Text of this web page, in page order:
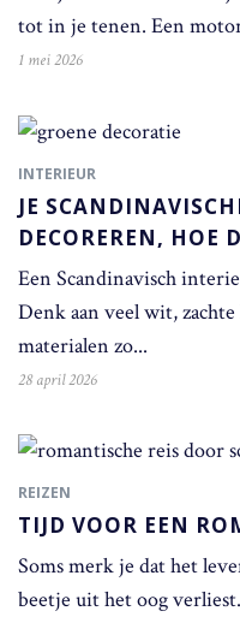
tot in je tenen. Een
1 mei 2026
INTERIEUR
JE
DECOREREN, HOE
Een Scandinavisch
Denk aan veel wit,
materialen zo...
28 april 2026
REIZEN
TIJD VOOR EEN
Soms merk je dat het
beetje uit het oog